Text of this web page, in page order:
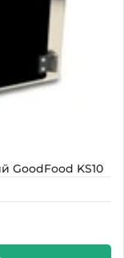
GoodFood KS10